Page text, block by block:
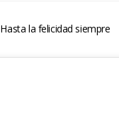
Hasta la felicidad siempre